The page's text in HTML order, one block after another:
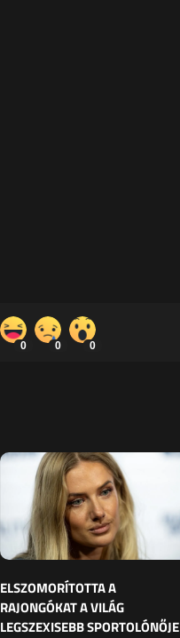
0 0 0
ELSZOMORÍTOTTA A
RAJONGÓKAT A VILÁG
LEGSZEXISEBB SPORTOLÓNŐJE